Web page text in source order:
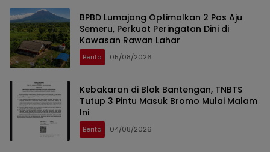
BPBD Lumajang Optimalkan 2 Pos Aju
Semeru, Perkuat Peringatan Dini di
Kawasan Rawan Lahar
Berita 05/08/2026
Kebakaran di Blok Bantengan, TNBTS
Tutup 3 Pintu Masuk Bromo Mulai Malam
Ini
Berita 04/08/2026